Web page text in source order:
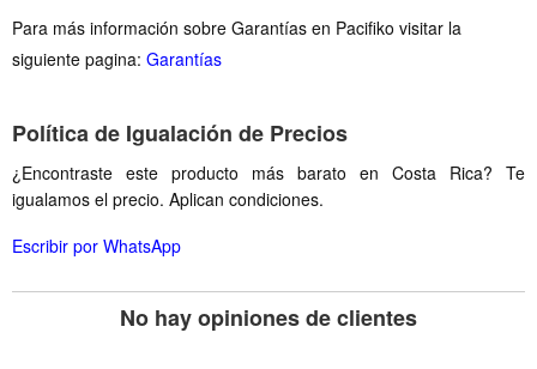
Para más información sobre Garantías en Pacifiko visitar la
siguiente pagina: Garantías
Política de Igualación de Precios
¿Encontraste este producto más barato en Costa Rica? Te
igualamos el precio. Aplican condiciones.
Escribir por WhatsApp
No hay opiniones de clientes